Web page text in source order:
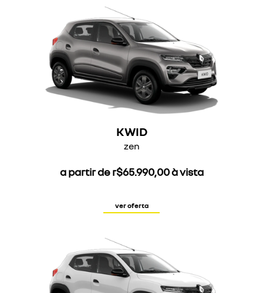
KWID
zen
a partir de r$65.990,00 à vista
ver oferta